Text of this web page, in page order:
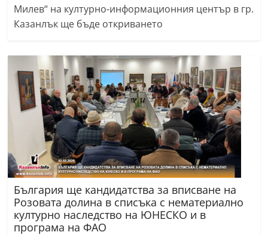
Милев“ на културно-информационния център в гр.
Казанлък ще бъде откриването
България ще кандидатства за вписване на
Розовата долина в списъка с нематериално
културно наследство на ЮНЕСКО и в
програма на ФАО